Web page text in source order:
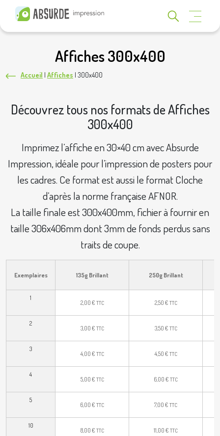
Affiches 300x400
Accueil | Affiches | 300x400
Découvrez tous nos formats de Affiches
300x400
Imprimez l’affiche en 30×40 cm avec Absurde
Impression, idéale pour l’impression de posters pour
les cadres. Ce format est aussi le format Cloche
d’après la norme française AFNOR.
La taille finale est 300x400mm, fichier à fournir en
taille 306x406mm dont 3mm de fonds perdus sans
traits de coupe.
Exemplaires 135g Brillant 250g Brillant
1
2,00€ TTC 2,50€ TTC
2
3,00€ TTC 3,50€ TTC
3
4,00€ TTC 4,50€ TTC
4
5,00€ TTC 6,00€ TTC
5
6,00€ TTC 7,00€ TTC
10
8,00€ TTC 11,00€ TTC